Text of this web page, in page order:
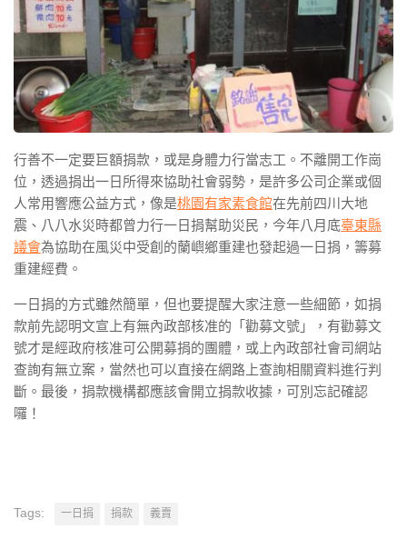
行善不一定要巨額捐款，或是身體力行當志工。不離開工作崗
位，透過捐出一日所得來協助社會弱勢，是許多公司企業或個
人常用響應公益方式，像是桃園有家素食館在先前四川大地
震、八八水災時都曾力行一日捐幫助災民，今年八月底臺東縣
議會為協助在風災中受創的蘭嶼鄉重建也發起過一日捐，籌募
重建經費。
一日捐的方式雖然簡單，但也要提醒大家注意一些細節，如捐
款前先認明文宣上有無內政部核准的「勸募文號」，有勸募文
號才是經政府核准可公開募捐的團體，或上內政部社會司網站
查詢有無立案，當然也可以直接在網路上查詢相關資料進行判
斷。最後，捐款機構都應該會開立捐款收據，可別忘記確認
囉！
Tags: 一日捐 捐款 義賣